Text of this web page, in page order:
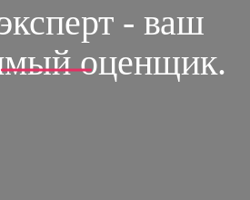
- ваш
оценщик.